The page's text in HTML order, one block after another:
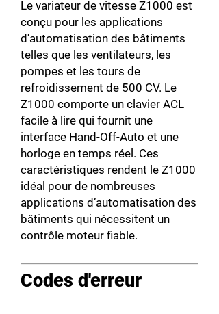
Le variateur de vitesse Z1000 est
conçu pour les applications
d'automatisation des bâtiments
telles que les ventilateurs, les
pompes et les tours de
refroidissement de 500 CV. Le
Z1000 comporte un clavier ACL
facile à lire qui fournit une
interface Hand-Off-Auto et une
horloge en temps réel. Ces
caractéristiques rendent le Z1000
idéal pour de nombreuses
applications d’automatisation des
bâtiments qui nécessitent un
contrôle moteur fiable.
Codes d'erreur